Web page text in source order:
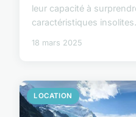
leur capacité à
caractéristiques
18 mars 2025
LOCATION